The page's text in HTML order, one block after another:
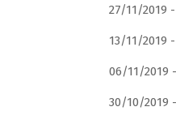
27/11/2019 -
13/11/2019 -
06/11/2019 -
30/10/2019 -